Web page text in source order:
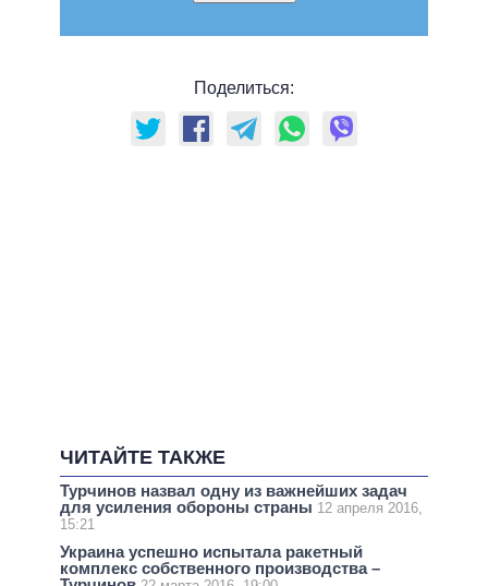
Поделиться:
ЧИТАЙТЕ ТАКЖЕ
Турчинов назвал одну из важнейших задач
для усиления обороны страны 12 апреля 2016,
15:21
Украина успешно испытала ракетный
комплекс собственного производства –